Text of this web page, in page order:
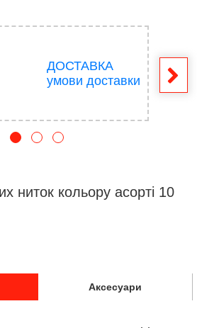
ДОСТАВКА
умови доставки
ниток кольору асорті 10
Аксесуари